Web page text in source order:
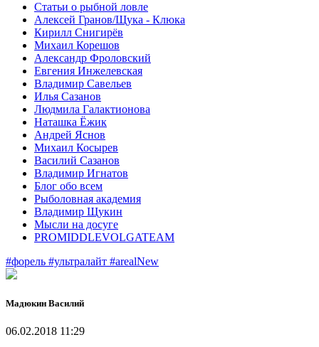
Статьи о рыбной ловле
Алексей Гранов/Щука - Клюка
Кирилл Снигирёв
Михаил Корешов
Александр Фроловский
Евгения Инжелевская
Владимир Савельев
Илья Сазанов
Людмила Галактионова
Наташка Ёжик
Андрей Яснов
Михаил Косырев
Василий Сазанов
Владимир Игнатов
Блог обо всем
Рыболовная академия
Владимир Щукин
Мысли на досуге
PROMIDDLEVOLGATEAM
#форель #ультралайт #arealNew
Мадюкин Василий
06.02.2018 11:29